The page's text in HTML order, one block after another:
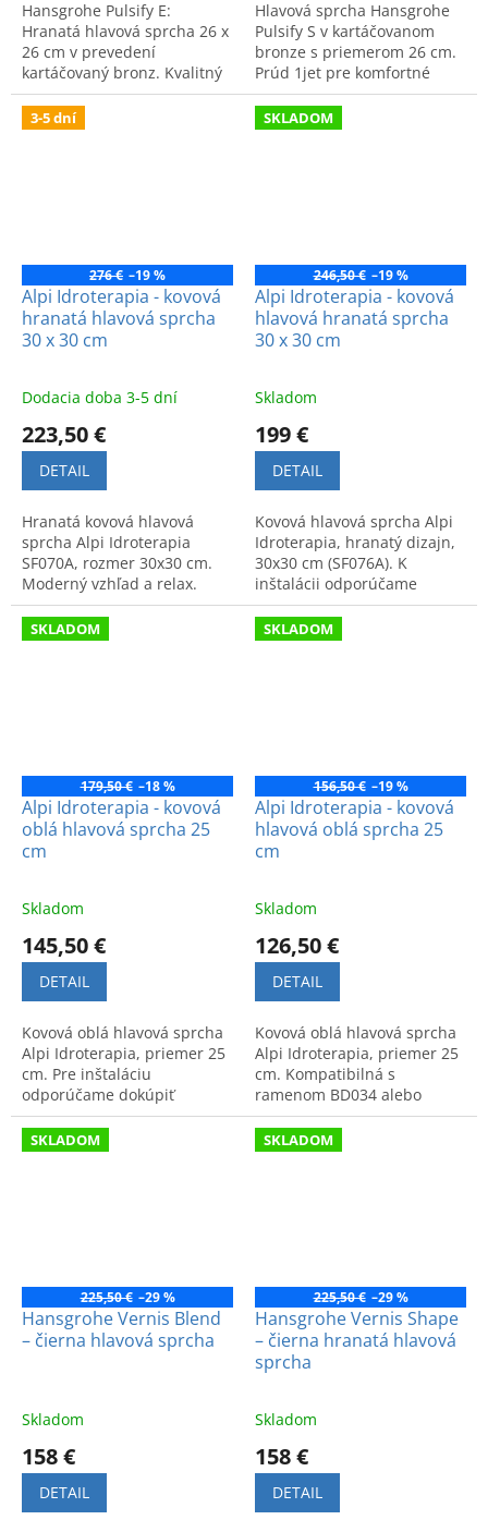
Hansgrohe Pulsify E:
Hranatá hlavová sprcha 26 x
26 cm v prevedení
kartáčovaný bronz. Kvalitný
a štýlový prvok do modernej
kúpeľne.
Hlavová sprcha Hansgrohe
Pulsify S v kartáčovanom
bronze s priemerom 26 cm.
Prúd 1jet pre komfortné
sprchovanie a moderný
vzhľad kúpeľne.
3-5 dní
276 € –19 %
Alpi Idroterapia - kovová
hranatá hlavová sprcha
30 x 30 cm
Dodacia doba 3-5 dní
223,50 €
DETAIL
Hranatá kovová hlavová
sprcha Alpi Idroterapia
SF070A, rozmer 30x30 cm.
Moderný vzhľad a relax.
Odporúčame dokúpiť
sprchové rameno BD036.
SKLADOM
246,50 € –19 %
Alpi Idroterapia - kovová
hlavová hranatá sprcha
30 x 30 cm
Skladom
199 €
DETAIL
Kovová hlavová sprcha Alpi
Idroterapia, hranatý dizajn,
30x30 cm (SF076A). K
inštalácii odporúčame
dokúpiť sprchové rameno
BD036.
SKLADOM
179,50 € –18 %
Alpi Idroterapia - kovová
oblá hlavová sprcha 25
cm
Skladom
145,50 €
DETAIL
Kovová oblá hlavová sprcha
Alpi Idroterapia, priemer 25
cm. Pre inštaláciu
odporúčame dokúpiť
sprchové rameno BD034
alebo BD036.
SKLADOM
156,50 € –19 %
Alpi Idroterapia - kovová
hlavová oblá sprcha 25
cm
Skladom
126,50 €
DETAIL
Kovová oblá hlavová sprcha
Alpi Idroterapia, priemer 25
cm. Kompatibilná s
ramenom BD034 alebo
BD036. Kvalitné vyhotovenie
pre modernú kúpeľňu.
SKLADOM
225,50 € –29 %
Hansgrohe Vernis Blend
– čierna hlavová sprcha
Skladom
158 €
DETAIL
SKLADOM
225,50 € –29 %
Hansgrohe Vernis Shape
– čierna hranatá hlavová
sprcha
Skladom
158 €
DETAIL